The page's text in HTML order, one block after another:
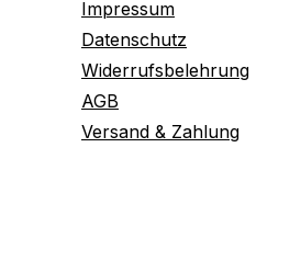
Impressum
Datenschutz
Widerrufsbelehrung
AGB
Versand & Zahlung